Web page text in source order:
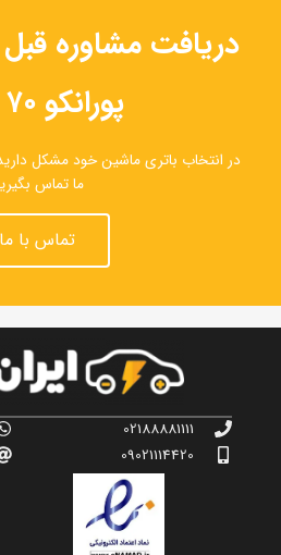
دریافت مشاوره قبل
پورانکو ۷۰ آمپر
در انتخاب باتری ماشین خود مشکل دارید
ما تماس
تماس با ما
02188881111
09021114420